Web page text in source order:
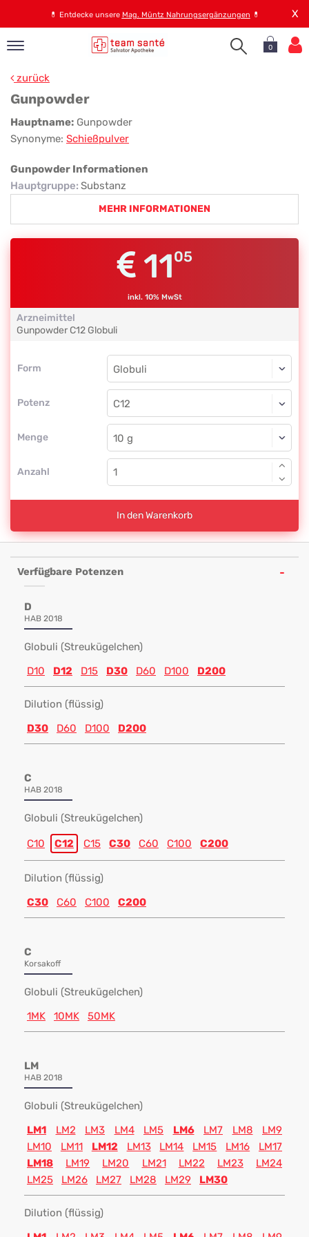
💊 Entdecke unsere Mag. Müntz Nahrungsergänzungen 💊 X
0
zurück
Gunpowder
Gunpowder
Hauptname: Gunpowder
Synonyme: Schießpulver
Gunpowder Informationen
Hauptgruppe: Substanz
MEHR INFORMATIONEN
1105
inkl. 10% MwSt
Arzneimittel
Gunpowder C12 Globuli
Form
Form
Potenz
Globuli
C12
Menge
Globuli
Anzahl
In den Warenkorb
Verfügbare Potenzen
D
HAB 2018
Globuli (Streukügelchen)
D10
D12 D15 D30 D60 D100 D200
Dilution (flüssig)
D30
D60 D100 D200
C
HAB 2018
Globuli (Streukügelchen)
C10 C12 C15 C30 C60 C100 C200
Dilution (flüssig)
C30
C60 C100 C200
C
Korsakoff
Globuli (Streukügelchen)
1MK
10MK 50MK
LM
HAB 2018
Globuli (Streukügelchen)
LM1
LM2 LM3 LM4 LM5 LM6 LM7 LM8
LM9
LM10
LM11 LM12 LM13 LM14 LM15 LM16
LM17
LM18
LM19 LM20 LM21 LM22 LM23
LM24
LM25
LM26 LM27 LM28 LM29 LM30
Dilution (flüssig)